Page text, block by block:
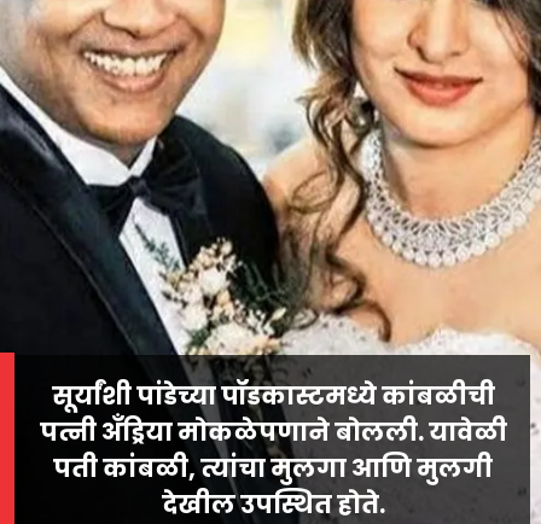
सूर्यांशी पांडेच्या पॉडकास्टमध्ये कांबळीची
पत्नी अँड्रिया मोकळेपणाने बोलली. यावेळी
पती कांबळी, त्यांचा मुलगा आणि मुलगी
देखील उपस्थित होते.